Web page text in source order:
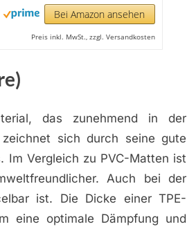
Bei Amazon ansehen
Preis inkl. MwSt., zzgl. Versandkosten
das zunehmend in der
sich durch seine gute
Im Vergleich zu PVC-Matten ist
Auch bei der
ist. Die Dicke einer TPE-
eine optimale Dämpfung und